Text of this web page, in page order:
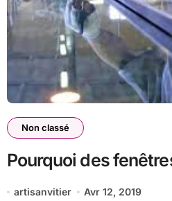
Non classé
Pourquoi des
artisanvitier Avr 12, 2019